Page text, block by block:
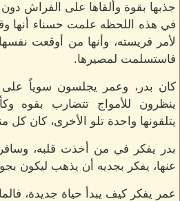
جذبها بقوة وألقاها على الفراش دون
في هذه اللحظه علمت حسناء أنها
لأمر فريسته، وأنها من أوقعت
فاستسلمت لمصيرها.
كان بدر، وعمر يجلسون سوياً على
ينظرون للأمواج تتضارب بقوه
يتلقونها واحدة تلو الأخرى، كان كل
بدر يفكر في من أخذت قلبه،
عنها، يفكر بجديه أن يذهب ليكون
عمر يفكر كيف يبدأ حياة جديدة،